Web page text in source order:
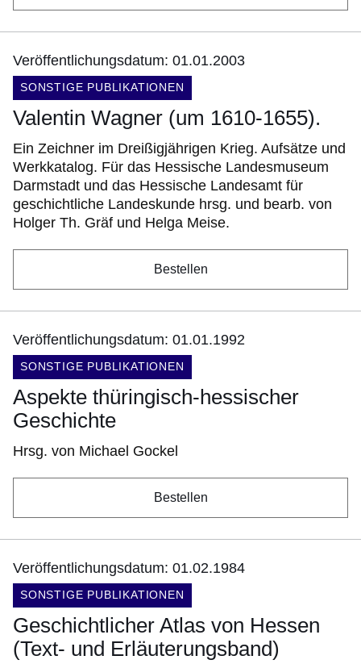
Veröffentlichungsdatum: 01.01.2003
DOKUMENTENART:
SONSTIGE PUBLIKATIONEN
Valentin Wagner (um 1610-1655).
Ein Zeichner im Dreißigjährigen Krieg. Aufsätze und
Werkkatalog. Für das Hessische Landesmuseum
Darmstadt und das Hessische Landesamt für
geschichtliche Landeskunde hrsg. und bearb. von
Holger Th. Gräf und Helga Meise.
Bestellen
Veröffentlichungsdatum: 01.01.1992
DOKUMENTENART:
SONSTIGE PUBLIKATIONEN
Aspekte thüringisch-hessischer
Geschichte
Hrsg. von Michael Gockel
Bestellen
Veröffentlichungsdatum: 01.02.1984
DOKUMENTENART:
SONSTIGE PUBLIKATIONEN
Geschichtlicher Atlas von Hessen
(Text- und Erläuterungsband)